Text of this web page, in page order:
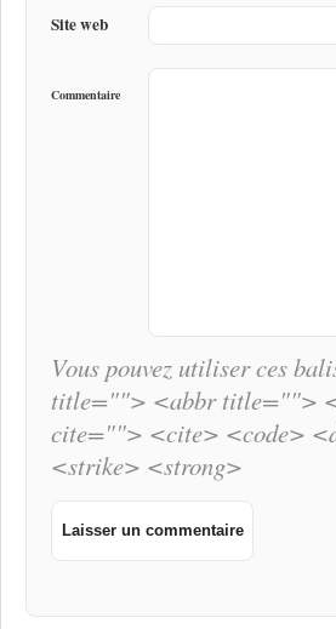
Site web
Commentaire
Vous pouvez utiliser ces
title=""> <abbr title="">
cite=""> <cite> <code>
<strike> <strong>